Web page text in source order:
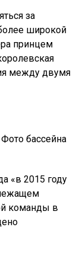
за
широкой
принцем
между двумя
бассейна
«в 2015 году
команды в